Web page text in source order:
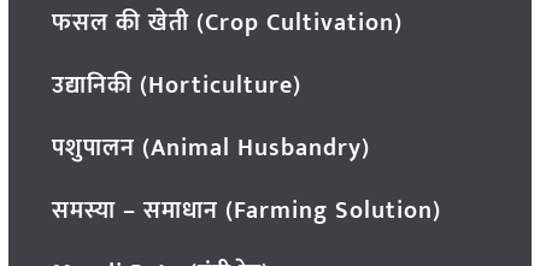
फसल की खेती (Crop Cultivation)
उद्यानिकी (Horticulture)
पशुपालन (Animal Husbandry)
समस्या – समाधान (Farming Solution)